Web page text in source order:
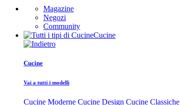
Magazine
Negozi
Community
Cucine
Cucine
Vai a tutti i modelli
Cucine Moderne Cucine Design Cucine Classiche